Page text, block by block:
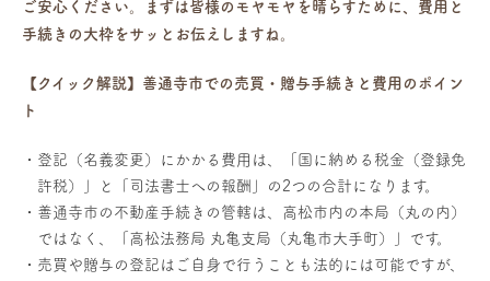
ご安心ください。まずは皆様のモヤモヤを晴らすために、費用と
手続きの大枠をサッとお伝えしますね。
【クイック解説】善通寺市での売買・贈与手続きと費用のポイン
ト
登記（名義変更）にかかる費用は、「国に納める税金（登録免
許税）」と「司法書士への報酬」の2つの合計になります。
善通寺市の不動産手続きの管轄は、高松市内の本局（丸の内）
ではなく、「高松法務局 丸亀支局（丸亀市大手町）」です。
売買や贈与の登記はご自身で行うことも法的には可能ですが、